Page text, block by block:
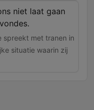
niet laat gaan
spreekt met tranen in
situatie waarin zij